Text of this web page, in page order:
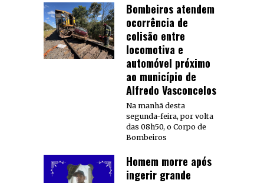
Bombeiros atendem
ocorrência de
colisão entre
locomotiva e
automóvel próximo
ao município de
Alfredo Vasconcelos
Na manhã desta
segunda-feira, por volta
das 08h50, o Corpo de
Bombeiros
Homem morre após
ingerir grande